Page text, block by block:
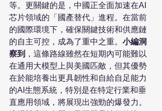
等。更關鍵的是，中國正全面加速在AI
芯片領域的「國產替代」進程。在當前
的國際環境下，確保關鍵技術和供應鏈
的自主可控，成為了重中之重。 小編洞
察到 ，這條路線雖然在短期內可能難以
在通用大模型上與美國匹敵，但其優勢
在於能培養出更具韌性和自給自足能力
的AI生態系統，特別是在特定行業和垂
直應用領域，將展現出強勁的爆發力。